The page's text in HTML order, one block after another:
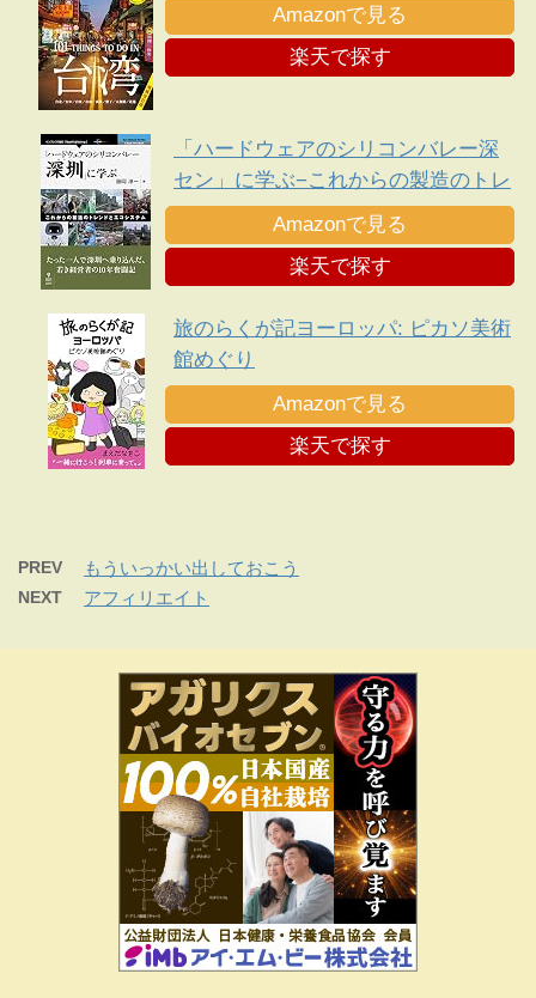
Amazonで見る
楽天で探す
「ハードウェアのシリコンバレー深
セン」に学ぶ−これからの製造のトレ
ンドとエコシステム
Amazonで見る
楽天で探す
旅のらくが記ヨーロッパ: ピカソ美術
館めぐり
Amazonで見る
楽天で探す
PREV もういっかい出しておこう
NEXT アフィリエイト